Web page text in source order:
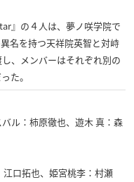
』の４人は、夢ノ咲学院で
名を持つ天祥院英智と対峙
、メンバーはそれぞれ別の
た。
ル：柿原徹也、遊木 真：森
口拓也、姫宮桃李：村瀬